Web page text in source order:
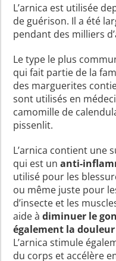
L’arnica est utilisée
de guérison. Il a été
pendant des milliers
Le type le plus
qui fait partie de la
des marguerites
sont utilisés en
camomille de
pissenlit.
L’arnica contient une
qui est unanti-
utilisé pour les
ou même juste pour
d’insecte et les
aide àdiminuer le
également la
L’arnica stimule
du corps et accélère